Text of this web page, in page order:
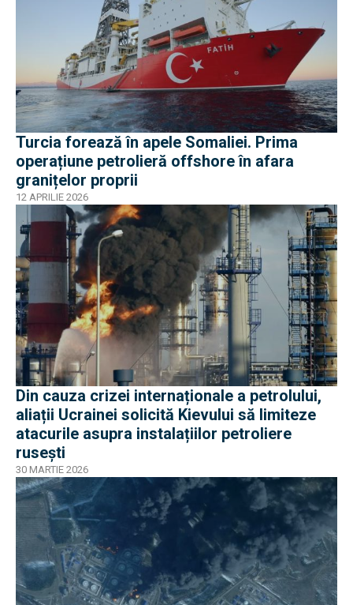
Turcia forează în apele Somaliei. Prima
operațiune petrolieră offshore în afara
granițelor proprii
12 APRILIE 2026
Din cauza crizei internaționale a petrolului,
aliații Ucrainei solicită Kievului să limiteze
atacurile asupra instalațiilor petroliere
rusești
30 MARTIE 2026